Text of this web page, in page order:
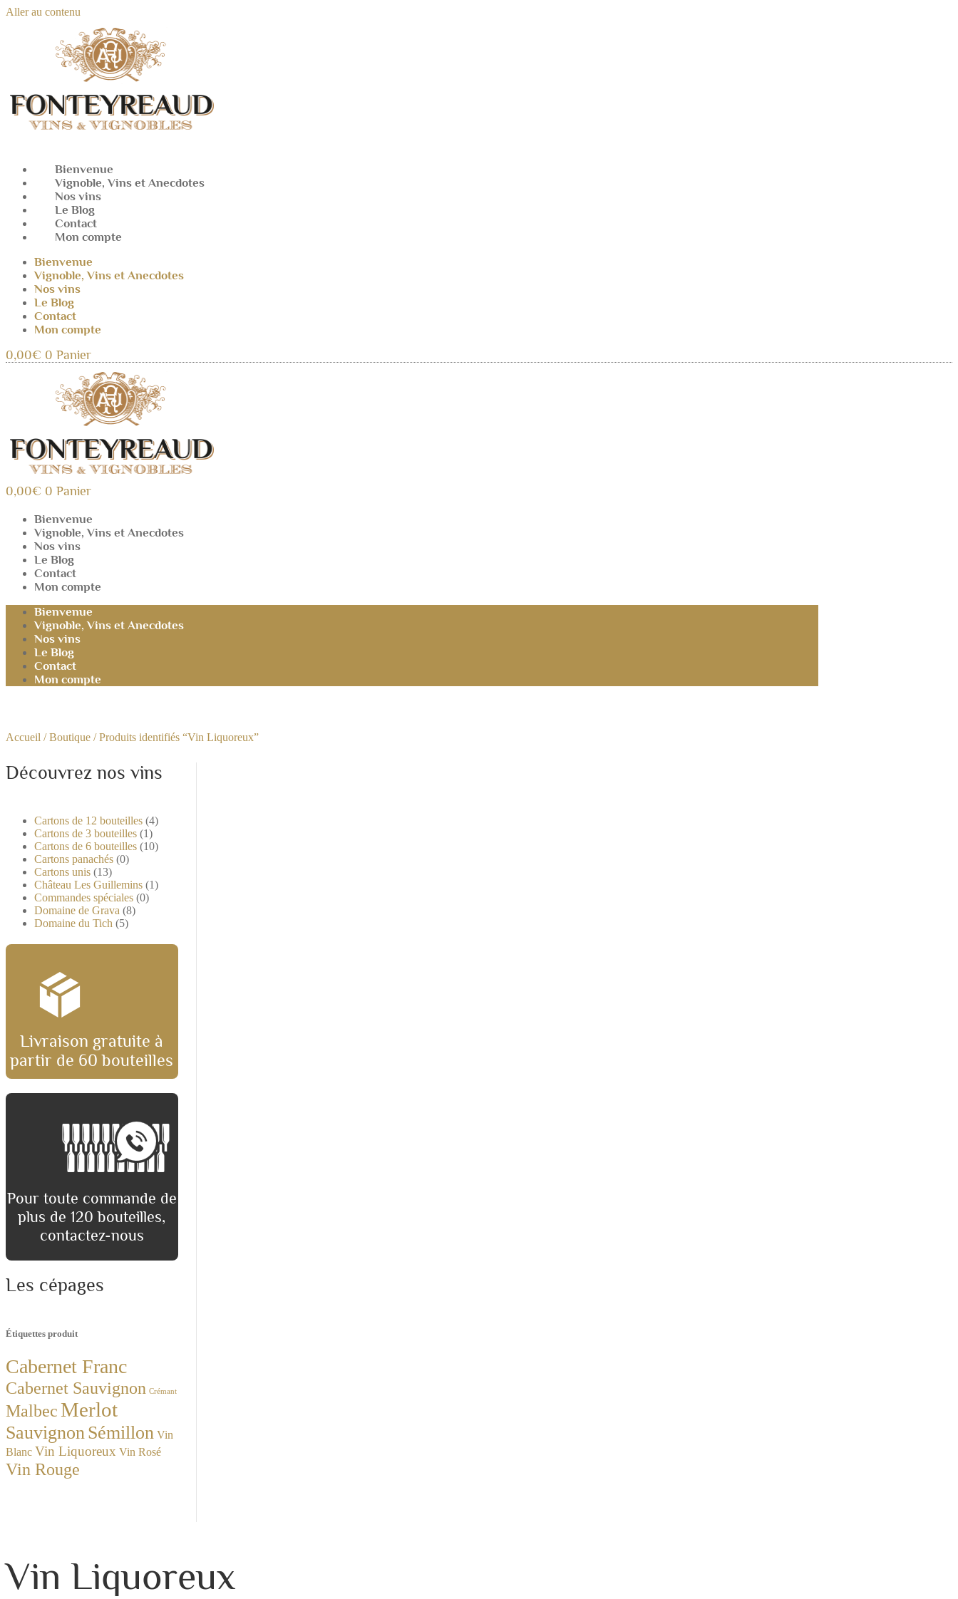
Aller au contenu
Bienvenue
Vignoble, Vins et Anecdotes
Nos vins
Le Blog
Contact
Mon compte
Bienvenue
Vignoble, Vins et Anecdotes
Nos vins
Le Blog
Contact
Mon compte
0,00€ 0 Panier
0,00€ 0 Panier
Bienvenue
Vignoble, Vins et Anecdotes
Nos vins
Le Blog
Contact
Mon compte
Bienvenue
Vignoble, Vins et Anecdotes
Nos vins
Le Blog
Contact
Mon compte
Accueil /Boutique / Produits identifiés “Vin Liquoreux”
Découvrez nos vins
Cartons de 12 bouteilles (4)
Cartons de 3 bouteilles (1)
Cartons de 6 bouteilles (10)
Cartons panachés (0)
Cartons unis (13)
Château Les Guillemins (1)
Commandes spéciales (0)
Domaine de Grava (8)
Domaine du Tich (5)
Livraison gratuite à
partir de 60 bouteilles
Pour toute commande de
plus de 120 bouteilles,
contactez-nous
Les cépages
Étiquettes produit
Cabernet Franc
Cabernet Sauvignon Crémant
Malbec Merlot
SauvignonSémillon Vin
Blanc Vin Liquoreux Vin Rosé
Vin Rouge
Vin Liquoreux